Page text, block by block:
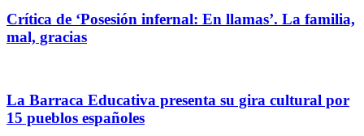
Crítica de ‘Posesión infernal: En llamas’. La familia,
mal, gracias
La Barraca Educativa presenta su gira cultural por
15 pueblos españoles